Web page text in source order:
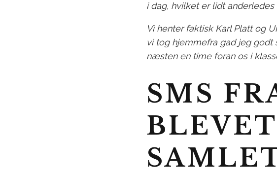
i dag, hvilket er lidt
Vi henter faktisk Karl Platt og
vi tog hjemmefra gad jeg godt
næsten en time foran os i
SMS
BLEVET